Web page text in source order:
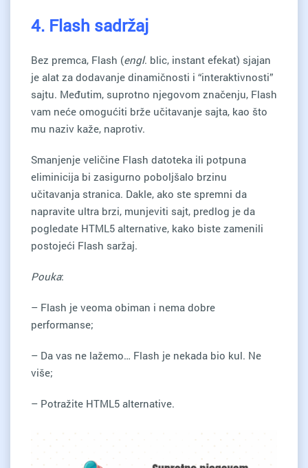
4. Flash sadržaj
Bez premca, Flash (engl. blic, instant efekat) sjajan
je alat za dodavanje dinamičnosti i “interaktivnosti”
sajtu. Međutim, suprotno njegovom značenju, Flash
vam neće omogućiti brže učitavanje sajta, kao što
mu naziv kaže, naprotiv.
Smanjenje veličine Flash datoteka ili potpuna
eliminicija bi zasigurno poboljšalo brzinu
učitavanja stranica. Dakle, ako ste spremni da
napravite ultra brzi, munjeviti sajt, predlog je da
pogledate HTML5 alternative, kako biste zamenili
postojeći Flash saržaj.
Pouka:
– Flash je veoma obiman i nema dobre
performanse;
– Da vas ne lažemo… Flash je nekada bio kul. Ne
više;
– Potražite HTML5 alternative.